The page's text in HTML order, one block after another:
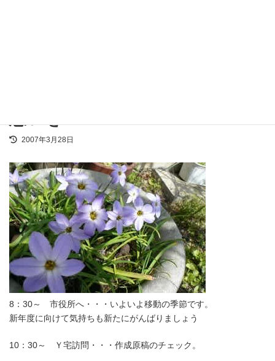
最
新
日
時
:
2007年3月28日
8：30～ 市役所へ・・・いよいよ移動の季節です。
新年度に向けて気持ちも新たにがんばりましょう
10：30～ Ｙ宅訪問・・・作成原稿のチェック。